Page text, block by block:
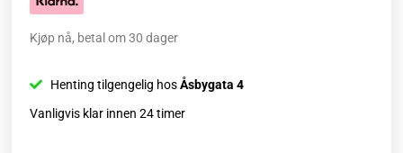
Kjøp nå, betal om 30 dager
Henting tilgengelig hosÅsbygata 4
Vanligvis klar innen 24 timer